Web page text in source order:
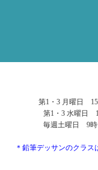
第1・3 月曜日
第1・3 水曜日
毎週土曜日 9
＊鉛筆デッサンのクラ